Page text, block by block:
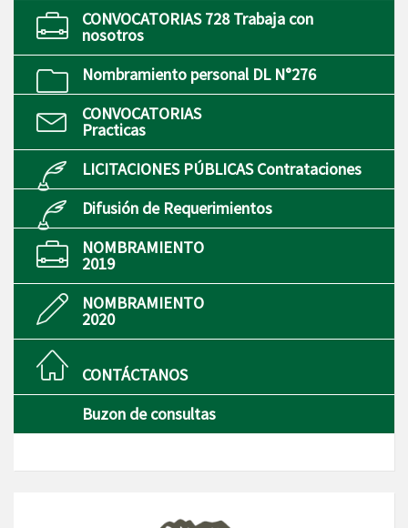
CONVOCATORIAS 728 Trabaja con
nosotros
Nombramiento personal DL N°276
CONVOCATORIAS
Practicas
LICITACIONES PÚBLICAS Contrataciones
Difusión de Requerimientos
NOMBRAMIENTO
2019
NOMBRAMIENTO
2020
CONTÁCTANOS
Buzon de consultas